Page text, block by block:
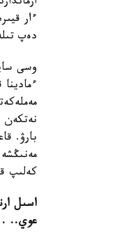
ءار
دەپ
وسى
نەتكەن
بارۋ.
كەلىپ
اسىل
عوي.. .